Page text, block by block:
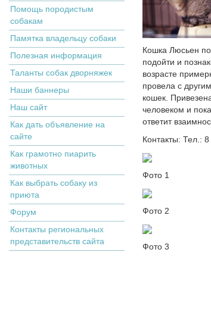
Помощь породистым
собакам
Памятка владельцу собаки
Полезная информация
Таланты собак дворняжек
Наши баннеры
Наш сайт
Как дать объявление на
сайте
Как грамотно пиарить
животных
Как выбрать собаку из
приюта
Форум
Контакты региональных
представительств сайта
Кошка Люсьен по
подойти и
возрасте
провела с
кошек.
человеком и
ответит
Контакты: Тел.:
Фото 1
Фото 2
Фото 3